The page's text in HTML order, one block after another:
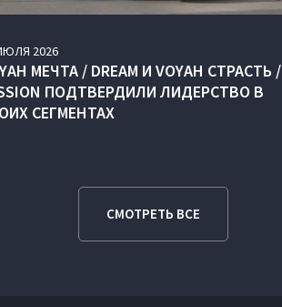
2026
МЕЧТА / DREAM И VOYAH СТРАСТЬ /
ПОДТВЕРДИЛИ ЛИДЕРСТВО В
СЕГМЕНТАХ
СМОТРЕТЬ ВСЕ